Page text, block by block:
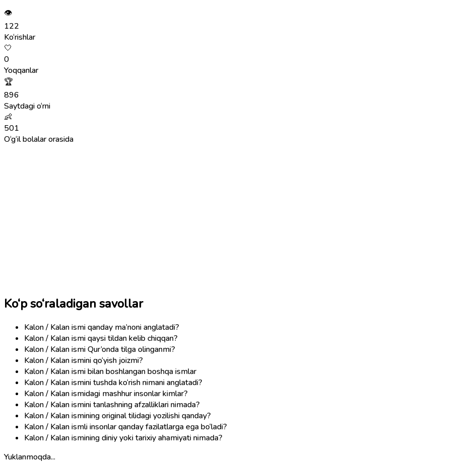
👁
122
Ko‘rishlar
🤍
0
Yoqqanlar
🏆
896
Saytdagi o‘rni
👶
501
O‘g‘il bolalar orasida
Ko‘p so‘raladigan savollar
Kalon / Kalan ismi qanday ma’noni anglatadi?
Kalon / Kalan ismi qaysi tildan kelib chiqqan?
Kalon / Kalan ismi Qur’onda tilga olinganmi?
Kalon / Kalan ismini qo‘yish joizmi?
Kalon / Kalan ismi bilan boshlangan boshqa ismlar
Kalon / Kalan ismini tushda ko‘rish nimani anglatadi?
Kalon / Kalan ismidagi mashhur insonlar kimlar?
Kalon / Kalan ismini tanlashning afzalliklari nimada?
Kalon / Kalan ismining original tilidagi yozilishi qanday?
Kalon / Kalan ismli insonlar qanday fazilatlarga ega bo‘ladi?
Kalon / Kalan ismining diniy yoki tarixiy ahamiyati nimada?
Yuklanmoqda...